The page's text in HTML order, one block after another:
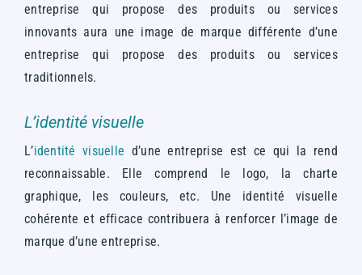
entreprise qui propose des produits ou services
innovants aura une image de marque différente d’une
entreprise qui propose des produits ou services
traditionnels.
L’identité visuelle
L’identité visuelle d’une entreprise est ce qui la rend
reconnaissable. Elle comprend le logo, la charte
graphique, les couleurs, etc. Une identité visuelle
cohérente et efficace contribuera à renforcer l’image de
marque d’une entreprise.